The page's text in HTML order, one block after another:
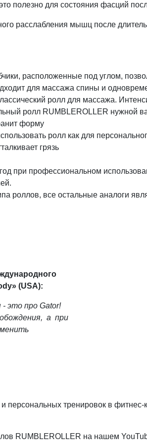
полезно для состояния фасций
расслабления мышц после
расположенные под углом,
для массажа спины и
ролл для массажа.
ролл RUMBLEROLLER нужной
форму
ролл как для
грязь
при профессиональном
роллов, все остальные аналоги
(USA):
это про Gator!
а при
тренировок в фитнес-
RUMBLEROLLER на нашем